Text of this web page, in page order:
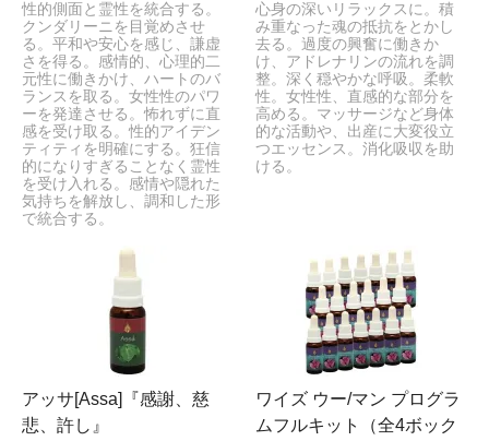
性的側面と霊性を統合する。
クンダリーニを目覚めさせ
る。平和や安心を感じ、謙虚
さを得る。感情的、心理的二
元性に働きかけ、ハートのバ
ランスを取る。女性性のパワ
ーを発達させる。怖れずに直
感を受け取る。性的アイデン
ティティを明確にする。狂信
的になりすぎることなく霊性
を受け入れる。感情や隠れた
気持ちを解放し、調和した形
で統合する。
心身の深いリラックスに。積
み重なった魂の抵抗をとかし
去る。過度の興奮に働きか
け、アドレナリンの流れを調
整。深く穏やかな呼吸。柔軟
性。女性性、直感的な部分を
高める。マッサージなど身体
的な活動や、出産に大変役立
つエッセンス。消化吸収を助
ける。
アッサ[Assa]『感謝、慈
悲、許し』
ワイズ ウー/マン プログラ
ムフルキット（全4ボック